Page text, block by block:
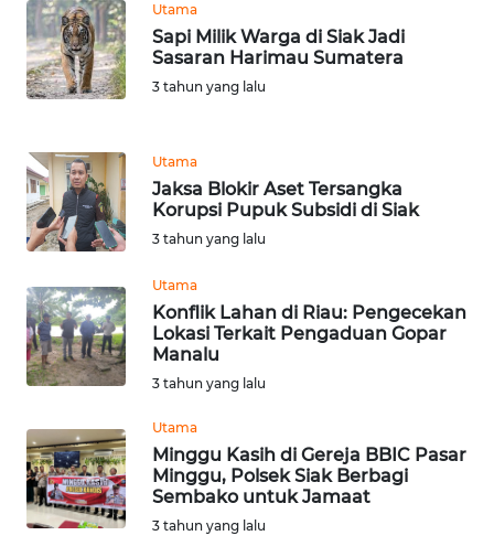
Utama
Sapi Milik Warga di Siak Jadi
Sasaran Harimau Sumatera
3 tahun yang lalu
Utama
Jaksa Blokir Aset Tersangka
Korupsi Pupuk Subsidi di Siak
3 tahun yang lalu
Utama
Konflik Lahan di Riau: Pengecekan
Lokasi Terkait Pengaduan Gopar
Manalu
3 tahun yang lalu
Utama
Minggu Kasih di Gereja BBIC Pasar
Minggu, Polsek Siak Berbagi
Sembako untuk Jamaat
3 tahun yang lalu
WN
SUMSEL
WN
LAMPUNG
JATENG
WN
NUSANTARA
WN
JOGJA
WN